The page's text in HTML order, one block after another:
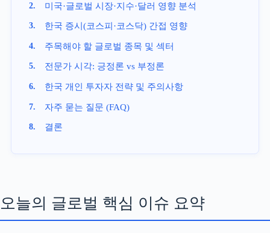
미국·글로벌 시장·지수·달러 영향 분석
한국 증시(코스피·코스닥) 간접 영향
주목해야 할 글로벌 종목 및 섹터
전문가 시각: 긍정론 vs 부정론
한국 개인 투자자 전략 및 주의사항
자주 묻는 질문 (FAQ)
결론
오늘의 글로벌 핵심 이슈 요약